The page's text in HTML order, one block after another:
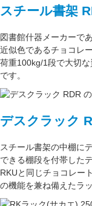
スチール書架
図書館什器メーカーで
近似色であるチョコレ
荷重100kg/1段で大切
です。
デスクラック
スチール書架の中棚に
できる棚段を付帯した
RKUと同じチョコレー
の機能を兼ね備えたラ